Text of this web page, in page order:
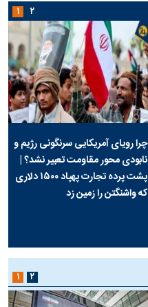
چرا رویای آمریکایی سرنگونی رژیم و
نابودی محور مقاومت تعبیر نشد؟ |
پشت پرده تجارت پهپاد‌ ۱۵۰۰ دلاری
که واشنگتن را زمین زد
۱ ۲
۱ ۲